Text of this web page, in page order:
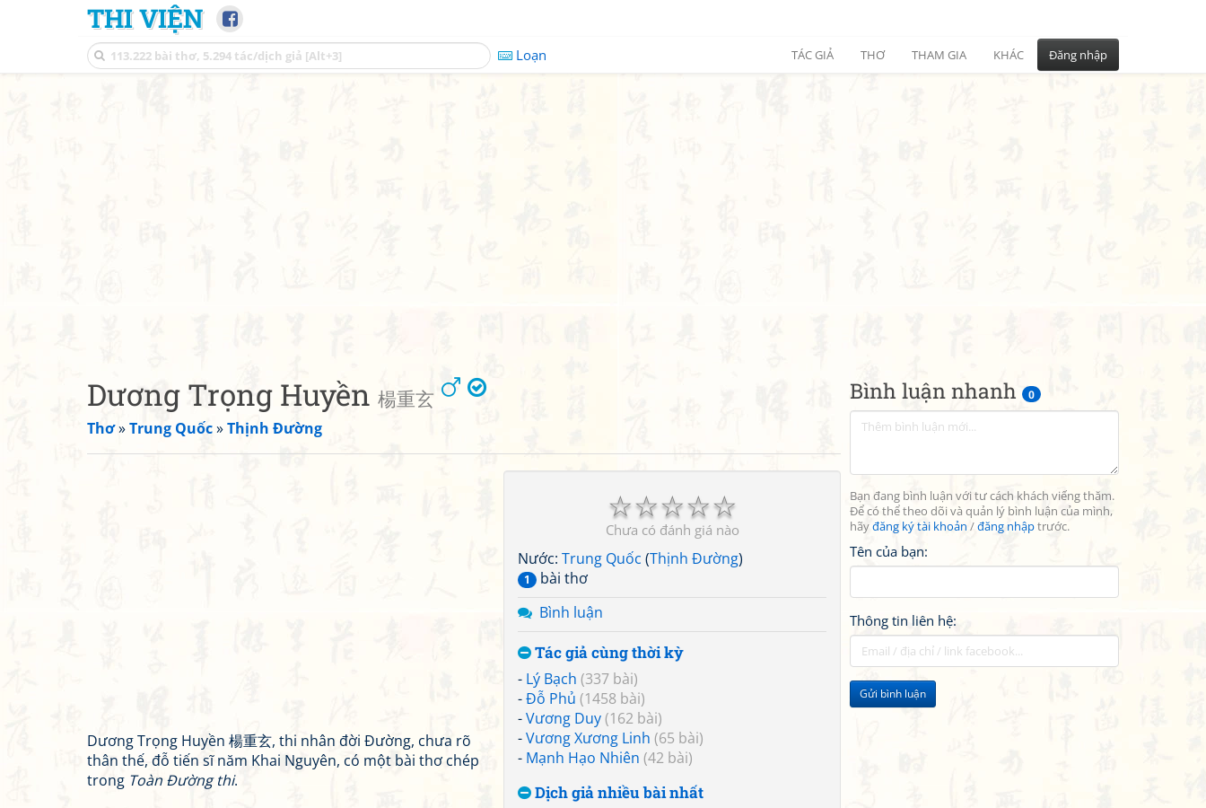
THI VIỆN
Loạn TÁC GIẢ THƠ THAM GIA KHÁC Đăng nhập
Bình luận nhanh 0
Bạn đang bình luận với tư cách khách viếng thăm.
Để có thể theo dõi và quản lý bình luận của mình,
hãyđăng ký tài khoản /đăng nhậptrước.
Tên của bạn:
Thông tin liên hệ:
Gửi bình luận
Dương Trọng Huyền 楊重玄
Thơ»Trung Quốc»Thịnh Đường
☆
☆
☆
☆
☆
Chưa có đánh giá nào
Nước: Trung Quốc (Thịnh Đường)
1
bài thơ
Bình luận
Tác giả cùng thời kỳ
- Lý Bạch (337 bài)
-Đỗ Phủ (1458 bài)
-Vương Duy(162 bài)
-Vương Xương Linh (65 bài)
- Mạnh Hạo Nhiên (42 bài)
Dịch giả nhiều bài nhất
Dương Trọng Huyền 楊重玄, thi nhân đời Đường, chưa rõ
thân thế, đỗ tiến sĩ năm Khai Nguyên, có một bài thơ chép
trong Toàn Đường thi.